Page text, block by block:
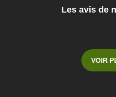
Les avis de
VOIR